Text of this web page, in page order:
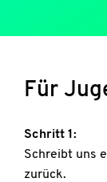
Für
Schritt 1:
Schreibt uns
zurück.